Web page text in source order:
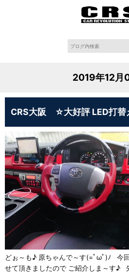
2019年12月
CRS大阪 ☆大好評 LED打
どぉ～も♪ 原ちゃんで～す(=ﾟωﾟ)ﾉ 今
せて頂きましたので ご紹介しま～す♪